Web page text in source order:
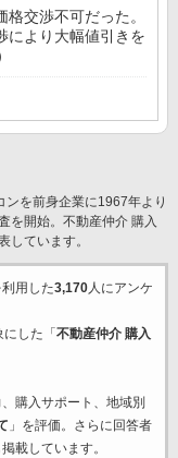
交渉不可だった。
により大幅値引きを
を前身企業に1967年より
を開始。不動産仲介 購入
しています。
用した3,170人にアンケ
した「 不動産仲介 購入
購入サポート、地域別
」を評価。さらに回答者
載しています。